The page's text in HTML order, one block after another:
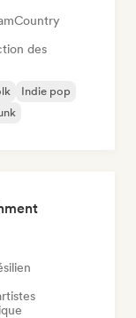
Country
des
Indie pop